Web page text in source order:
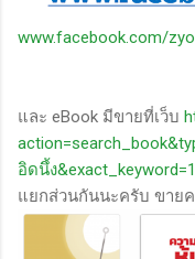
www.facebook.com/
และ eBook มีขายที่เว็บ
อิดนึ้ง
แยกส่วนกันนะครับ ขายค